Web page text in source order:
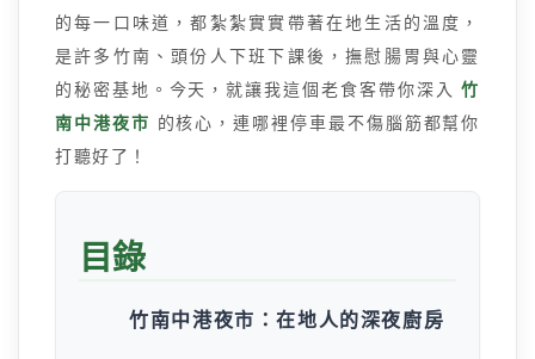
的每一口味道，都紮紮實實帶著在地生活的溫度，
是許多竹南、頭份人下班下課後，撫慰腸胃與心靈
的秘密基地。今天，就讓我這個老食客帶你深入竹
南中港夜市 的核心，連哪裡停車最不傷腦筋都幫你
打聽好了！
目錄
竹南中港夜市：在地人的深夜廚房